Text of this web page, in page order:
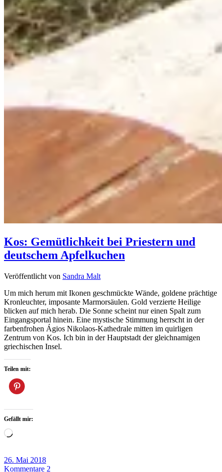
Kos: Gemütlichkeit bei Priestern und
deutschem Apfelkuchen
Veröffentlicht von Sandra Malt
Um mich herum mit Ikonen geschmückte Wände, goldene prächtige
Kronleuchter, imposante Marmorsäulen. Gold verzierte Heilige
blicken auf mich herab. Die Sonne scheint nur einen Spalt zum
Eingangsportal hinein. Eine mystische Stimmung herrscht in der
farbenfrohen Ágios Nikolaos-Kathedrale mitten im quirligen
Zentrum von Kos. Ich bin in der Hauptstadt der gleichnamigen
griechischen Insel.
Teilen mit:
Gefällt mir:
Wird
26. Mai 2018
Kommentare 2